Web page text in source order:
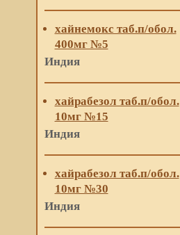
хайнемокс таб.п/обол.
400мг №5
Индия
хайрабезол таб.п/обол.
10мг №15
Индия
хайрабезол таб.п/обол.
10мг №30
Индия